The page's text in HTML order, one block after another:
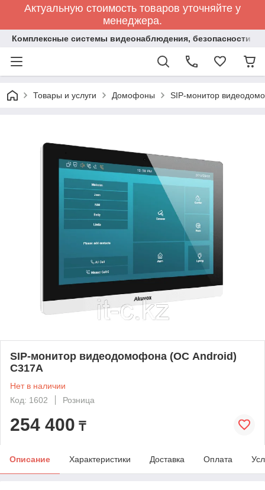
Актуальную стоимость товаров уточняйте у
менеджера.
Комплексные системы видеонаблюдения, безопасности и
Товары и услуги Домофоны SIP-монитор
SIP-монитор видеодомофона (ОС Android)
C317A
Нет в наличии
Код: 1602
Розница
254 400 ₸
Описание Характеристики Доставка Оплата